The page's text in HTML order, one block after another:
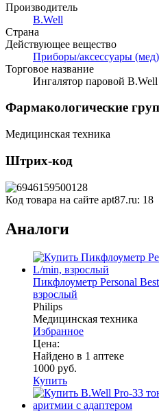
Производитель
B.Well
Страна
Действующее вещество
Приборы/аксессуары (мед)
Торговое название
Ингалятор паровой
Фармакологические
Медицинская техника
Штрих-код
Код товара на сайте apt87.ru: 18
Аналоги
Пикфлоуметр Personal
взрослый
Philips
Медицинская техника
Избранное
Цена:
Найдено в 1 аптеке
1000 руб.
Купить